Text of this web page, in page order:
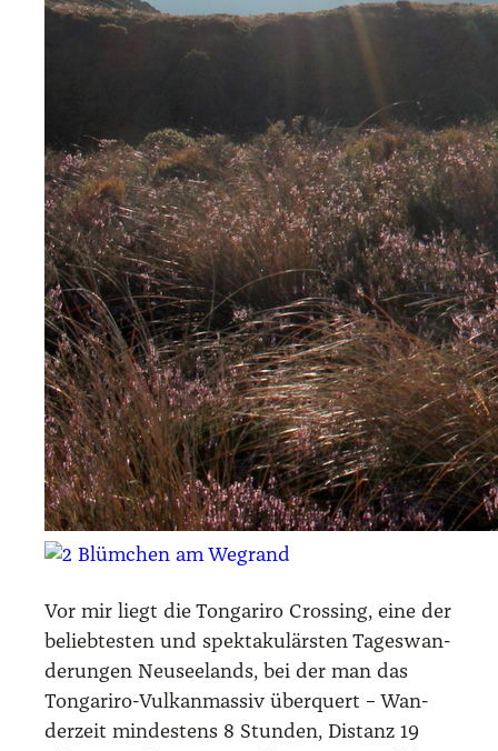
Vor mir liegt die Ton­ga­ri­ro Crossing, eine der
belieb­tes­ten und spek­ta­ku­lärs­ten Tages­wan­
de­run­gen Neu­see­lands, bei der man das
Ton­ga­ri­ro-Vul­kan­mas­siv über­quert – Wan­
der­zeit min­des­tens 8 Stun­den, Distanz 19